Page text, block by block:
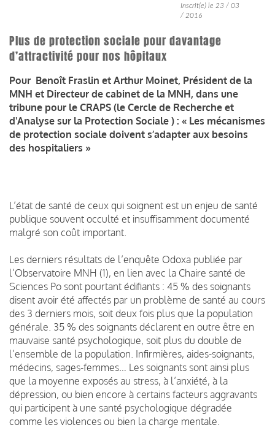
Inscrit(e) le 23 / 03
/ 2016
Plus de protection sociale pour davantage
d’attractivité pour nos hôpitaux
Pour Benoît Fraslin et Arthur Moinet, Président de la
MNH et Directeur de cabinet de la MNH, dans une
tribune pour le CRAPS (le Cercle de Recherche et
d'Analyse sur la Protection Sociale ) : « Les mécanismes
de protection sociale doivent s’adapter aux besoins
des hospitaliers »
L’état de santé de ceux qui soignent est un enjeu de santé
publique souvent occulté et insuffisamment documenté
malgré son coût important.
Les derniers résultats de l’enquête Odoxa publiée par
l’Observatoire MNH (1), en lien avec la Chaire santé de
Sciences Po sont pourtant édifiants : 45 % des soignants
disent avoir été affectés par un problème de santé au cours
des 3 derniers mois, soit deux fois plus que la population
générale. 35 % des soignants déclarent en outre être en
mauvaise santé psychologique, soit plus du double de
l’ensemble de la population. Infirmières, aides-soignants,
médecins, sages-femmes… Les soignants sont ainsi plus
que la moyenne exposés au stress, à l’anxiété, à la
dépression, ou bien encore à certains facteurs aggravants
qui participent à une santé psychologique dégradée
comme les violences ou bien la charge mentale.